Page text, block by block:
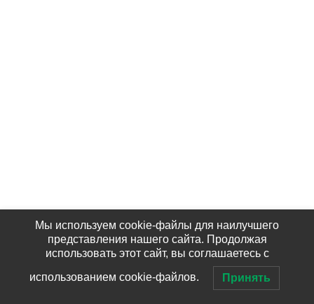
Мы используем cookie-файлы для наилучшего
представления нашего сайта. Продолжая
использовать этот сайт, вы соглашаетесь с
использованием cookie-файлов. Принять